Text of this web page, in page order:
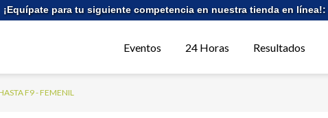
¡Equípate para tu siguiente competencia en nuestra tienda en línea!:
Eventos 24 Horas Resultados
F9 - FEMENIL